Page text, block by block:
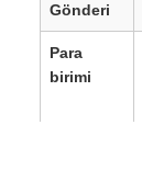
Gönderi
Para
birimi